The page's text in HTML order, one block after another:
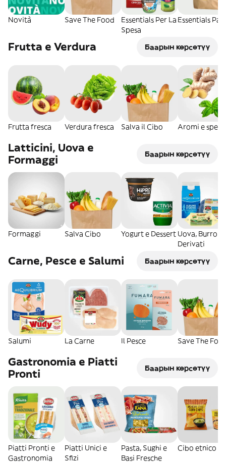
Novità Save The Food
Essentials Per La
Spesa
Essentials
Frutta e Verdura Баарын көрсөтүү
Frutta fresca Verdura fresca Salva il Cibo Aromi e
Latticini, Uova e
Formaggi
Баарын көрсөтүү
Formaggi Salva Cibo Yogurt e Dessert Uova, Burro e
Derivati
Carne, Pesce e Salumi Баарын көрсөтүү
Salumi La Carne Il Pesce Save The
Gastronomia e Piatti
Pronti
Баарын көрсөтүү
Piatti Pronti e
Gastronomia
Piatti Unici e
Sfizi
Pasta, Sughi e
Basi Fresche
Cibo etnico